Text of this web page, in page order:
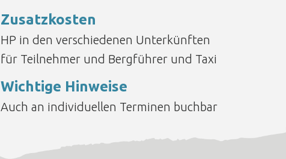
Zusatzkosten
HP in den verschiedenen Unterkünften
für Teilnehmer und Bergführer und Taxi
Wichtige Hinweise
Auch an individuellen Terminen buchbar